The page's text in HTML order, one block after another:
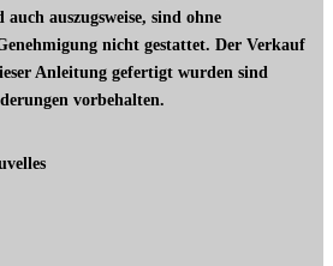
auszugsweise, sind ohne
nicht gestattet. Der Verkauf
Anleitung gefertigt wurden sind
vorbehalten.